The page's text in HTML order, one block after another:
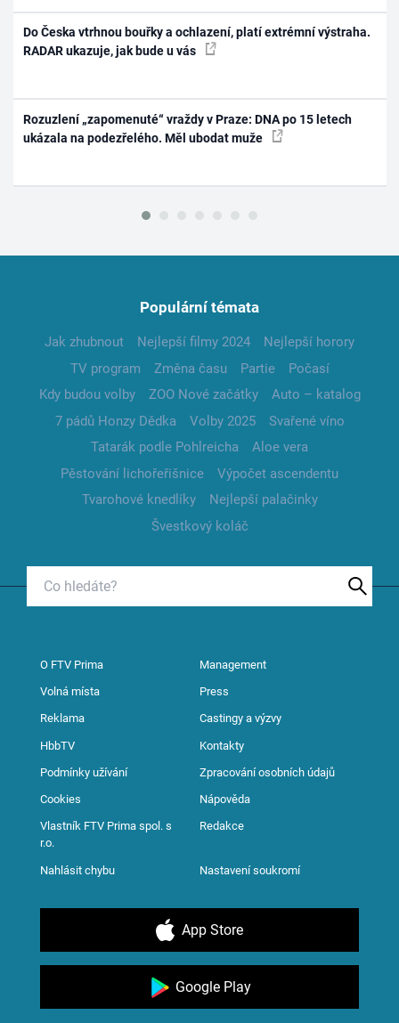
Do Česka vtrhnou bouřky a ochlazení, platí extrémní výstraha.
RADAR ukazuje, jak bude u vás
Rozuzlení „zapomenuté“ vraždy v Praze: DNA po 15 letech
ukázala na podezřelého. Měl ubodat muže
Populární témata
Jak zhubnout Nejlepší filmy 2024
Nejlepší horory
TV program
Změna času Partie
Počasí
Kdy budou volby
ZOO Nové začátky
Auto – katalog
7 pádů Honzy Dědka
Volby 2025
Svařené víno
Tatarák podle Pohlreicha
Aloe vera
Pěstování lichořeřišnice
Výpočet ascendentu
Tvarohové knedlíky
Nejlepší palačinky
Švestkový koláč
O FTV Prima Management
Volná místa Press
Reklama Castingy a výzvy
HbbTV Kontakty
Podmínky užívání Zpracování osobních údajů
Cookies Nápověda
Vlastník FTV Prima spol. s
r.o.
Redakce
Nahlásit chybu Nastavení soukromí
App Store
Google Play